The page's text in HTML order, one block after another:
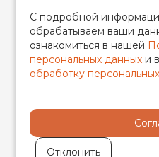
2026 © TIM (ТИМ)
ИП Гончаренко
500708528433/
С подробной
обрабатываем ваши
ознакомиться в нашей
персональных данных и в
обработку
Отклонить